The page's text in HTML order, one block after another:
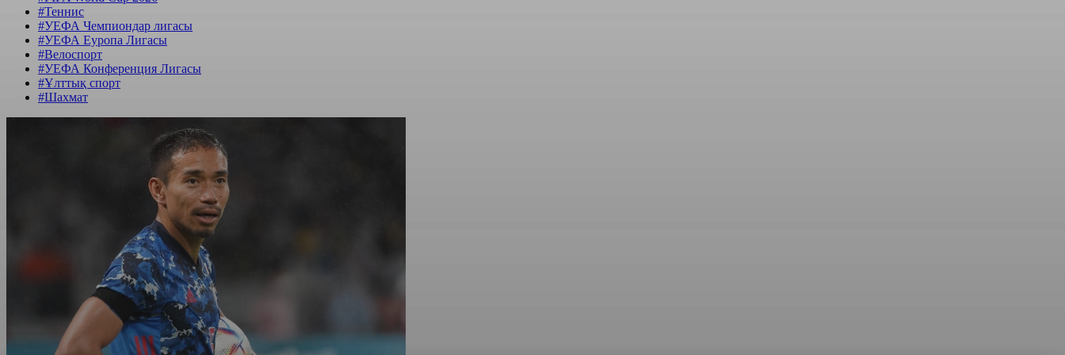
#Теннис
#УЕФА Чемпиондар лигасы
#УЕФА Еуропа Лигасы
#Велоспорт
#УЕФА Конференция Лигасы
#Ұлттық спорт
#Шахмат